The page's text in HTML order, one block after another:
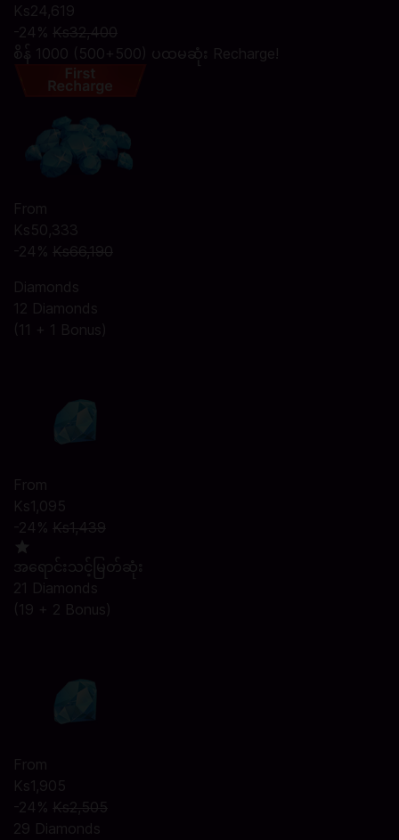
Ks24,619
-24% Ks32,400
စိန် 1000 (500+500) ပထမဆုံး Recharge!
From
Ks50,333
-24% Ks66,190
Diamonds
12 Diamonds
(11 + 1 Bonus)
From
Ks1,095
-24% Ks1,439
အရောင်းသင့်မြတ်ဆုံး
21 Diamonds
(19 + 2 Bonus)
From
Ks1,905
-24% Ks2,505
29 Diamonds